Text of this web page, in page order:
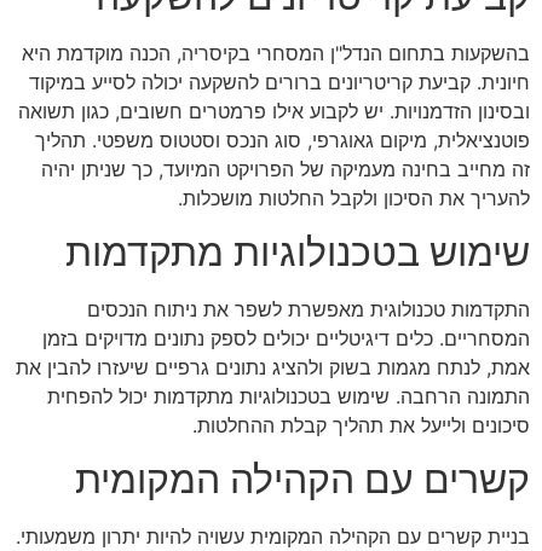
בהשקעות בתחום הנדל"ן המסחרי בקיסריה, הכנה מוקדמת היא
חיונית. קביעת קריטריונים ברורים להשקעה יכולה לסייע במיקוד
ובסינון הזדמנויות. יש לקבוע אילו פרמטרים חשובים, כגון תשואה
פוטנציאלית, מיקום גאוגרפי, סוג הנכס וסטטוס משפטי. תהליך
זה מחייב בחינה מעמיקה של הפרויקט המיועד, כך שניתן יהיה
להעריך את הסיכון ולקבל החלטות מושכלות.
שימוש בטכנולוגיות מתקדמות
התקדמות טכנולוגית מאפשרת לשפר את ניתוח הנכסים
המסחריים. כלים דיגיטליים יכולים לספק נתונים מדויקים בזמן
אמת, לנתח מגמות בשוק ולהציג נתונים גרפיים שיעזרו להבין את
התמונה הרחבה. שימוש בטכנולוגיות מתקדמות יכול להפחית
סיכונים ולייעל את תהליך קבלת ההחלטות.
קשרים עם הקהילה המקומית
בניית קשרים עם הקהילה המקומית עשויה להיות יתרון משמעותי.